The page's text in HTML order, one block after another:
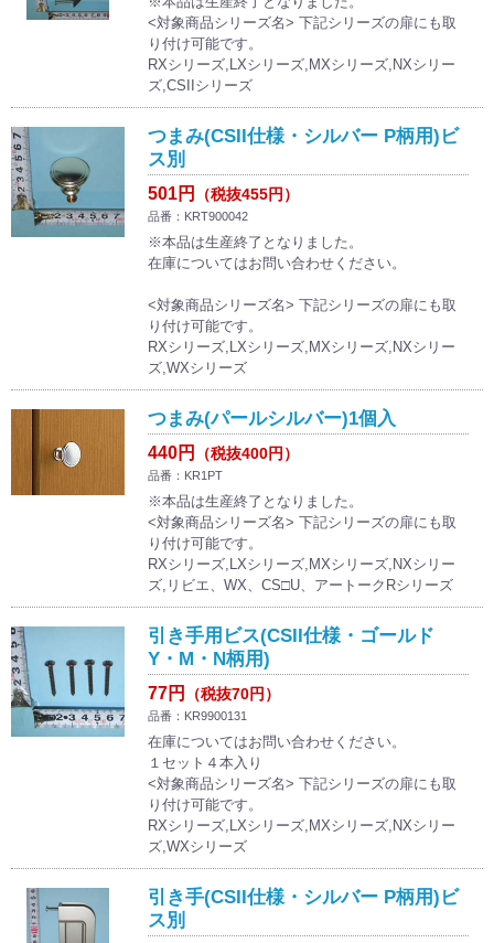
<対象商品シリーズ名> 下記シリーズの扉にも取
り付け可能です。
RXシリーズ,LXシリーズ,MXシリーズ,NXシリー
ズ,CSIIシリーズ
つまみ(CSII仕様・シルバー P柄用)ビ
ス別
501円 （税抜455円）
品番：KRT900042
※本品は生産終了となりました。
在庫についてはお問い合わせください。
<対象商品シリーズ名> 下記シリーズの扉にも取
り付け可能です。
RXシリーズ,LXシリーズ,MXシリーズ,NXシリー
ズ,WXシリーズ
つまみ(パールシルバー)1個入
440円 （税抜400円）
品番：KR1PT
※本品は生産終了となりました。
<対象商品シリーズ名> 下記シリーズの扉にも取
り付け可能です。
RXシリーズ,LXシリーズ,MXシリーズ,NXシリー
ズ,リビエ、WX、CS□U、アートークRシリーズ
引き手用ビス(CSII仕様・ゴールド
Y・M・N柄用)
77円 （税抜70円）
品番：KR9900131
在庫についてはお問い合わせください。
１セット４本入り
<対象商品シリーズ名> 下記シリーズの扉にも取
り付け可能です。
RXシリーズ,LXシリーズ,MXシリーズ,NXシリー
ズ,WXシリーズ
引き手(CSII仕様・シルバー P柄用)ビ
ス別